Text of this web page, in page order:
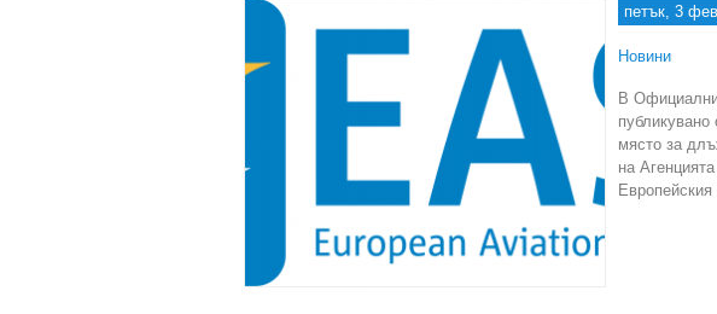
петък, 3
Новини
В
публикувано
място за
на